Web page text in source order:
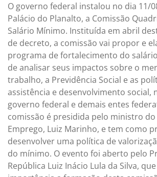
O governo federal instalou no dia 11/
Palácio do Planalto, a Comissão
Salário Mínimo. Instituída em abril
de decreto, a comissão vai propor e
programa de fortalecimento do
de analisar seus impactos sobre o
trabalho, a Previdência Social e as
assistência e desenvolvimento social,
governo federal e demais entes
comissão é presidida pelo ministro
Emprego, Luiz Marinho, e tem como
desenvolver uma política de
do mínimo. O evento foi aberto pelo
República Luiz Inácio Lula da Silva,